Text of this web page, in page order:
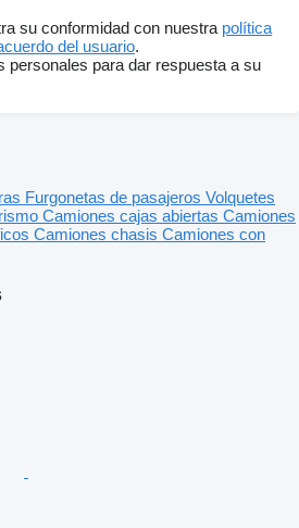
su conformidad con nuestra política
del usuario.
personales para dar respuesta a su
Furgonetas de pasajeros Volquetes
Camiones cajas abiertas Camiones
Camiones chasis Camiones con